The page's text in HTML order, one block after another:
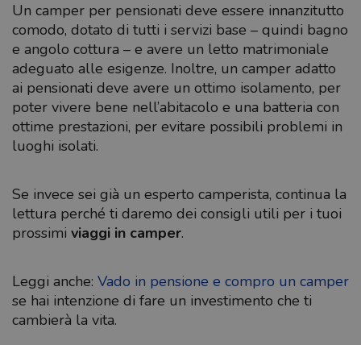
Un camper per pensionati deve essere innanzitutto
comodo, dotato di tutti i servizi base – quindi bagno
e angolo cottura – e avere un letto matrimoniale
adeguato alle esigenze. Inoltre, un camper adatto
ai pensionati deve avere un ottimo isolamento, per
poter vivere bene nell’abitacolo e una batteria con
ottime prestazioni, per evitare possibili problemi in
luoghi isolati.
Se invece sei già un esperto camperista, continua la
lettura perché ti daremo dei consigli utili per i tuoi
prossimi viaggi in camper.
Leggi anche: Vado in pensione e compro un camper
se hai intenzione di fare un investimento che ti
cambierà la vita.